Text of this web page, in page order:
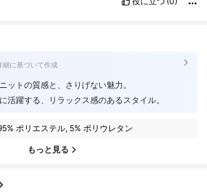
細に基づいて作成
ットの質感と、さりげない魅力。
活躍する、リラックス感のあるスタイル。
ポリエステル, 5% ポリウレタン
もっと見る
フォロワー
フォロワー